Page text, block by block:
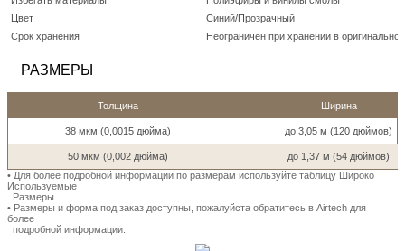
Цвет
Синий/Прозрачный
Срок хранения
Неограничен при хранении в
РАЗМЕРЫ
Толщина Ширина
38 мкм (0,0015 дюйма) до 3,05 м (120 дюймов)
50 мкм (0,002 дюйма)
до 1,37 м (54 дюймов)
• Для более подробной информации по размерам используйте таблицу Широко
Используемые
Размеры.
• Размеры и форма под заказ доступны, пожалуйста обратитесь в Airtech для
более
подробной информации.